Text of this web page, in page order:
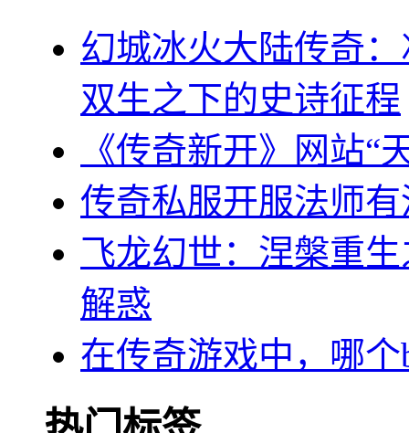
幻城冰火大陆传奇
双生之下的史诗征程
《传奇新开》网站“
传奇私服开服法师
飞龙幻世：涅槃重
解惑
在传奇游戏中，哪